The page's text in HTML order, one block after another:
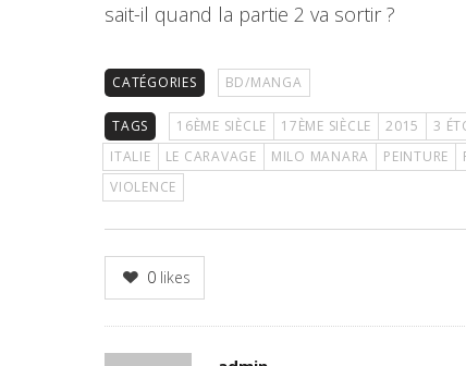
sait-il quand la partie 2 va sortir ?
CATÉGORIES BD/MANGA
TAGS 16ÈME SIÈCLE 17ÈME SIÈCLE 2015 3
ITALIE
LE CARAVAGE MILO MANARA PEINTURE
VIOLENCE
0 likes